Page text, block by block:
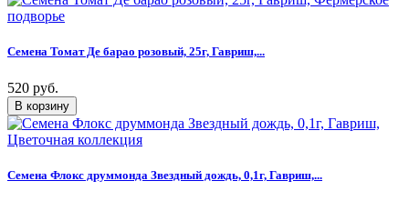
Семена Томат Де барао розовый, 25г, Гавриш,...
520 руб.
Семена Флокс друммонда Звездный дождь, 0,1г, Гавриш,...